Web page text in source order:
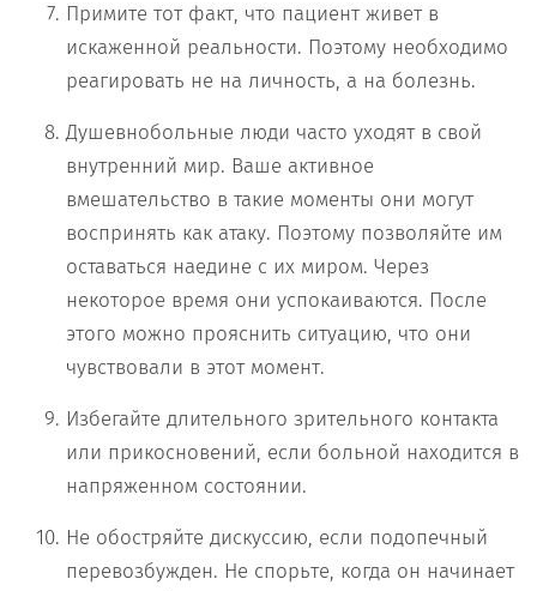
Примите тот факт, что пациент живет в
искаженной реальности. Поэтому необходимо
реагировать не на личность, а на болезнь.
Душевнобольные люди часто уходят в свой
внутренний мир. Ваше активное
вмешательство в такие моменты они могут
воспринять как атаку. Поэтому позволяйте им
оставаться наедине с их миром. Через
некоторое время они успокаиваются. После
этого можно прояснить ситуацию, что они
чувствовали в этот момент.
Избегайте длительного зрительного контакта
или прикосновений, если больной находится в
напряженном состоянии.
Не обостряйте дискуссию, если подопечный
перевозбужден. Не спорьте, когда он начинает